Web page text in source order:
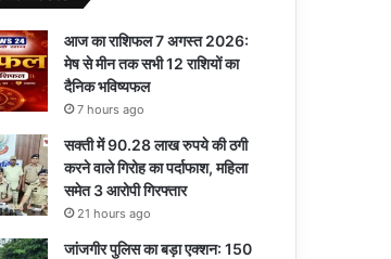
आज का राशिफल 7 अगस्त 2026:
मेष से मीन तक सभी 12 राशियों का
दैनिक भविष्यफल
7 hours ago
सक्ती में 90.28 लाख रुपये की ठगी
करने वाले गिरोह का पर्दाफाश, महिला
समेत 3 आरोपी गिरफ्तार
21 hours ago
जांजगीर पुलिस का बड़ा एक्शन: 150